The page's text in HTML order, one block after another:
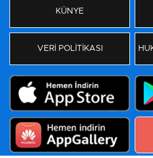
KÜNYE
VERİ POLİTİKASI